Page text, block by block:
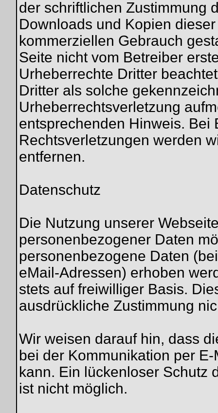
der schriftlichen Zustimmung
Downloads und Kopien
kommerziellen Gebrauch
Seite nicht vom Betreiber
Urheberrechte Dritter
Dritter als solche
Urheberrechtsverletzung
entsprechenden Hinweis. Bei
Rechtsverletzungen werden
entfernen.
Datenschutz
Die Nutzung unserer
personenbezogener Daten
personenbezogene Daten
eMail-Adressen) erhoben
stets auf freiwilliger Basis.
ausdrückliche Zustimmung
Wir weisen darauf hin, dass
bei der Kommunikation per
kann. Ein lückenloser Schutz
ist nicht möglich.